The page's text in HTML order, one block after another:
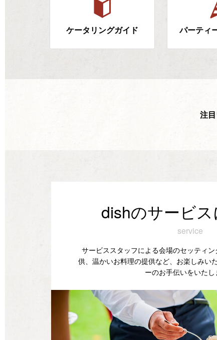
ケータリングガイド パーティ
注
dishのサービ
service
サービススタッフによる会場のセッティ
供、温かいお料理の提供など、お楽しみい
ーのお手伝いをいたし